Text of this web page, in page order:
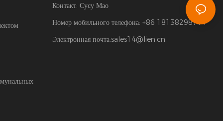
Контакт: Сусу Мао
Номер мобильного телефона: +86 18138298714
Электронная почта:sales14@lien.cn